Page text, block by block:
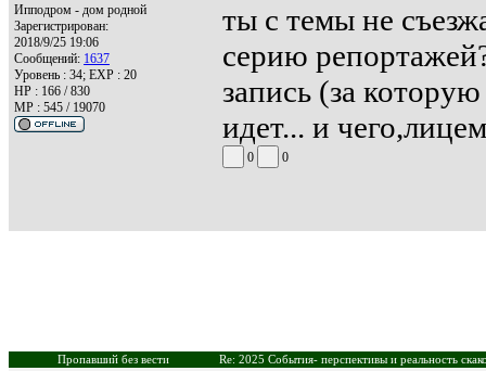
Ипподром - дом родной
Зарегистрирован:
2018/9/25 19:06
Сообщений: 1637
Уровень : 34; EXP : 20
HP : 166 / 830
MP : 545 / 19070
ты с темы не
серию
запись (за
идет... и
0 0
Пропавший без вести Re: 2025 События- перспективы и реальность